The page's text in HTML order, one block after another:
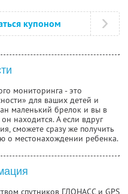
купоном
мониторинга - это
для ваших детей и
маленький брелок и вы в
находится. А если вдруг
сможете сразу же получить
о местонахождении ребенка.
спутников ГЛОНАСС и GPS